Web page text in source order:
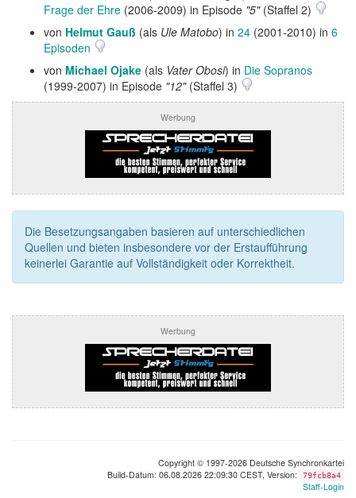
Frage der Ehre (2006-2009) in Episode "5"(Staffel 2)
von Helmut Gauß (als Ule Matobo) in 24 (2001-2010) in 6
Episoden
von Michael Ojake (als Vater Obosi) in Die Sopranos
(1999-2007) in Episode "12"(Staffel 3)
Werbung
Die Besetzungsangaben basieren auf unterschiedlichen
Quellen und bieten insbesondere vor der Erstaufführung
keinerlei Garantie auf Vollständigkeit oder Korrektheit.
Werbung
Copyright © 1997-2026 Deutsche Synchronkartei
Build-Datum: 06.08.2026 22:09:30 CEST, Version:
79fcb8a4
Staff-Login